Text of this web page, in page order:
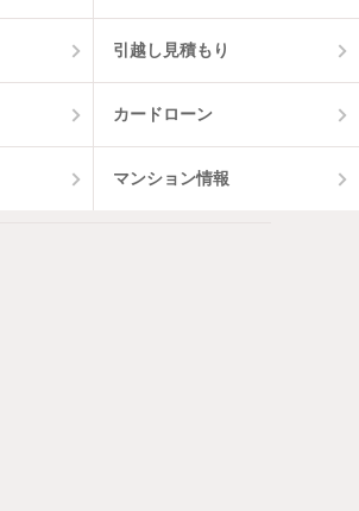
引越し見積もり
カードローン
マンション情報